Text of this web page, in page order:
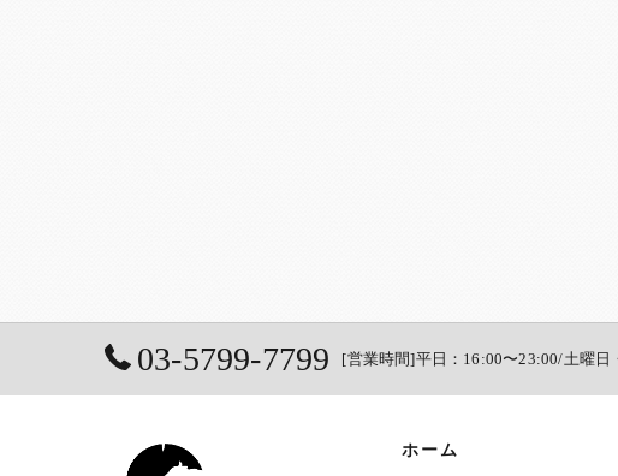
03-5799-7799 [営業時間]平日：16:00〜23:00/土曜
ホーム